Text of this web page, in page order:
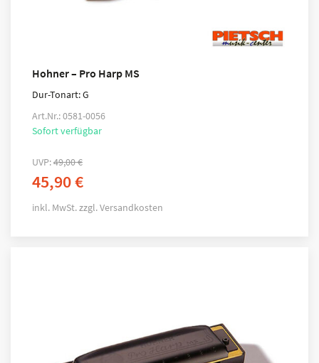
Hohner – Pro Harp MS
Dur-Tonart: G
Art.Nr.: 0581-0056
Sofort verfügbar
UVP:49,00€
45,90€
inkl. MwSt.zzgl.Versandkosten